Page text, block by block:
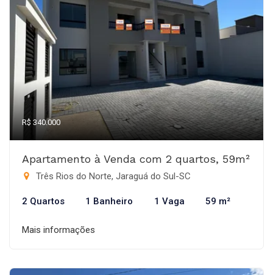
R$ 340.000
Apartamento à Venda com 2 quartos, 59m²
Três Rios do Norte, Jaraguá do Sul-SC
2 Quartos 1 Banheiro 1 Vaga 59 m²
Mais informações